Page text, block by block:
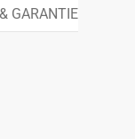
GARANTIE